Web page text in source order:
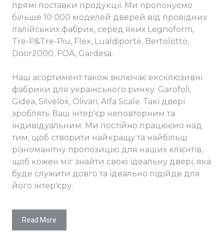
прямі поставки продукції. Ми пропонуємо
більше 10 000 моделей дверей від провідних
італійських фабрик, серед яких Legnoform,
Tre-P&Tre-Piu, Flex, Lualdiporte, Bertolotto,
Door2000, FOA, Gardesa.
Наш асортимент також включає ексклюзивні
фабрики для українського ринку: Garofoli,
Gidea, Silvelox, Olivari, Alfa Scale. Такі двері
зроблять Ваш інтер'єр неповторним та
індивідуальним. Ми постійно працюємо над
тим, щоб створити найкращу та найбільш
різноманітну пропозицію для наших клієнтів,
щоб кожен міг знайти свою ідеальну двері, яка
буде служити довго та ідеально підійде для
його інтер'єру.
Read More